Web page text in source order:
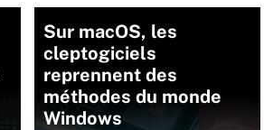
Sur macOS, les
cleptogiciels
reprennent des
méthodes du monde
Windows